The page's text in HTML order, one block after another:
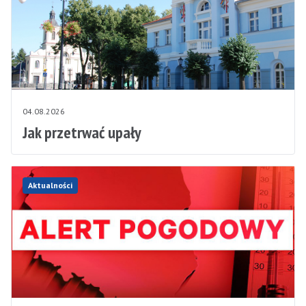
04.08.2026
Jak przetrwać upały
Aktualności